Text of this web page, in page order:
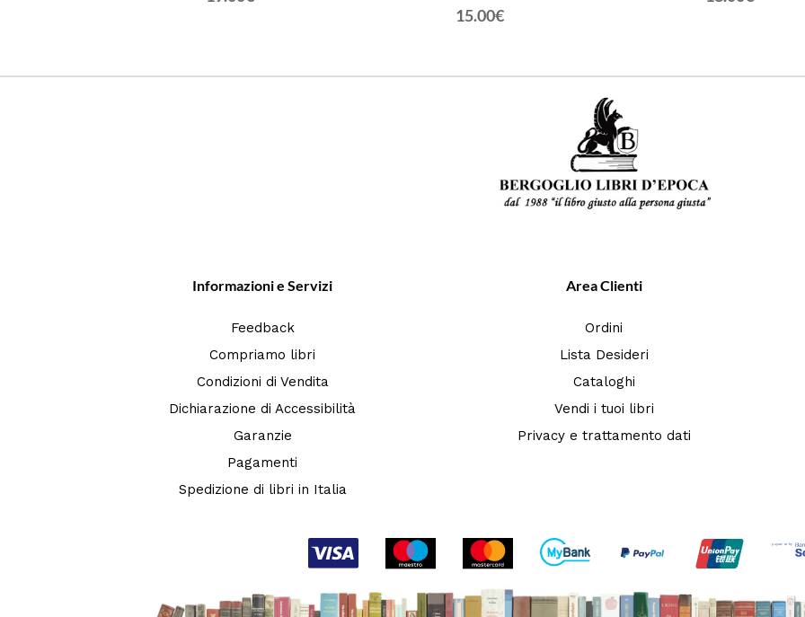
15.00€
Informazioni e Servizi
Feedback
Compriamo libri
Condizioni di Vendita
Dichiarazione di Accessibilità
Garanzie
Pagamenti
Spedizione di libri in Italia
Area Clienti
Ordini
Lista Desideri
Cataloghi
Vendi i tuoi libri
Privacy e trattamento dati